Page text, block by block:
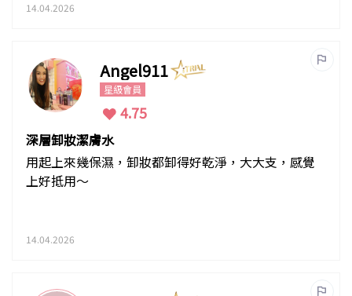
14.04.2026
Angel911
星級會員
4.75
深層卸妝潔膚水
用起上來幾保濕，卸妝都卸得好乾淨，大大支，感覺
上好抵用～
14.04.2026